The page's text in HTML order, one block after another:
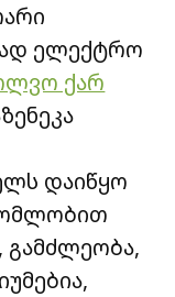
ელექტრო
ქარ
დაიწყო